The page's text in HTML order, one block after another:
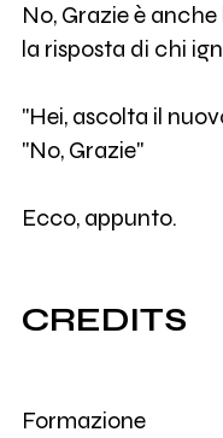
No, Grazie è
la risposta di chi
"Hei, ascolta il
"No, Grazie"
Ecco, appunto.
CREDITS
Formazione